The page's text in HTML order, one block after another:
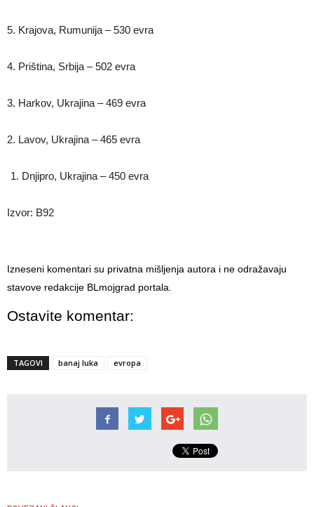
5. Krajova, Rumunija – 530 evra
4. Priština, Srbija – 502 evra
3. Harkov, Ukrajina – 469 evra
2. Lavov, Ukrajina – 465 evra
Dnjipro, Ukrajina – 450 evra
Izvor: B92
Izneseni komentari su privatna mišljenja autora i ne odražavaju
stavove redakcije BLmojgrad portala.
Ostavite komentar:
TAGOVI banaj luka evropa